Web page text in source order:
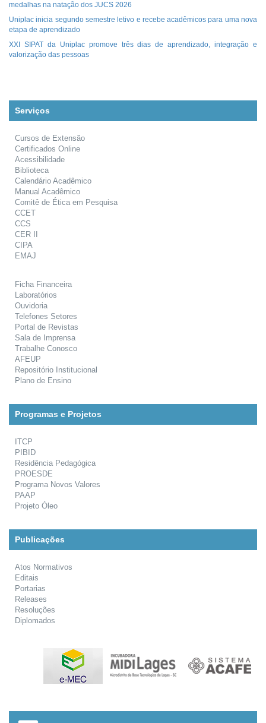
medalhas na natação dos JUCS 2026
Uniplac inicia segundo semestre letivo e recebe acadêmicos para uma nova
etapa de aprendizado
XXI SIPAT da Uniplac promove três dias de aprendizado, integração e
valorização das pessoas
Serviços
Cursos de Extensão
Certificados Online
Acessibilidade
Biblioteca
Calendário Acadêmico
Manual Acadêmico
Comitê de Ética em Pesquisa
CCET
CCS
CER II
CIPA
EMAJ
Ficha Financeira
Laboratórios
Ouvidoria
Telefones Setores
Portal de Revistas
Sala de Imprensa
Trabalhe Conosco
AFEUP
Repositório Institucional
Plano de Ensino
Programas e Projetos
ITCP
PIBID
Residência Pedagógica
PROESDE
Programa Novos Valores
PAAP
Projeto Óleo
Publicações
Atos Normativos
Editais
Portarias
Releases
Resoluções
Diplomados